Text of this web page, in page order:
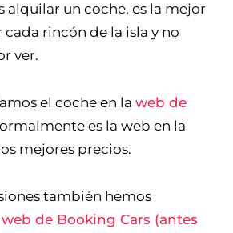
alquilar un coche, es la mejor
rincón de la isla y no
ver.
el coche en la web de
es la web en la
mejores precios.
también hemos
web de Booking Cars (antes